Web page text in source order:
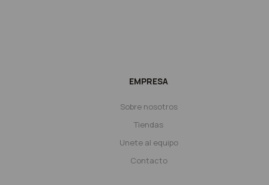
EMPRESA
Sobre nosotros
Tiendas
Unete al equipo
Contacto